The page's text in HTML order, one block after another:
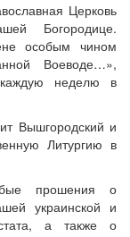
Церковь
Богородице.
особым чином
Воеводе…»,
каждую неделю в
Вышгородский и
Литургию в
прошения о
украинской и
а также о